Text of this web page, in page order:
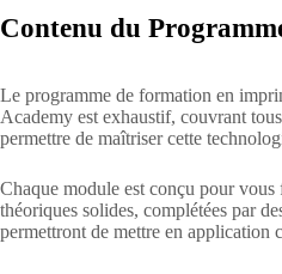
Contenu du
Le programme de formation en
Academy est exhaustif, couvrant
permettre de maîtriser cette
Chaque module est conçu pour vous
théoriques solides, complétées par
permettront de mettre en application